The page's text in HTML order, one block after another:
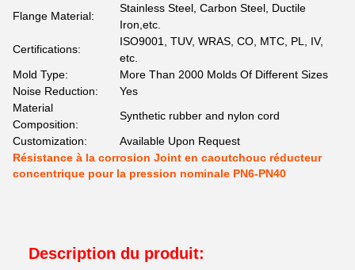
Flange Material:
Stainless Steel, Carbon Steel, Ductile
Iron,etc.
Certifications:
ISO9001, TUV, WRAS, CO, MTC, PL, IV,
etc.
Mold Type:
More Than 2000 Molds Of Different Sizes
Noise Reduction:
Yes
Material
Composition:
Synthetic rubber and nylon cord
Customization:
Available Upon Request
Résistance à la corrosion Joint en caoutchouc réducteur
concentrique pour la pression nominale PN6-PN40
Description du produit: